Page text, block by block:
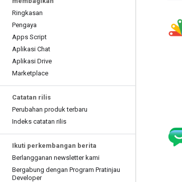
Ringkasan
Pengaya
Apps Script
Aplikasi Chat
Aplikasi Drive
Marketplace
Catatan rilis
Perubahan produk terbaru
Indeks catatan rilis
Ikuti perkembangan berita
Berlangganan newsletter kami
Bergabung dengan Program Pratinjau
Developer